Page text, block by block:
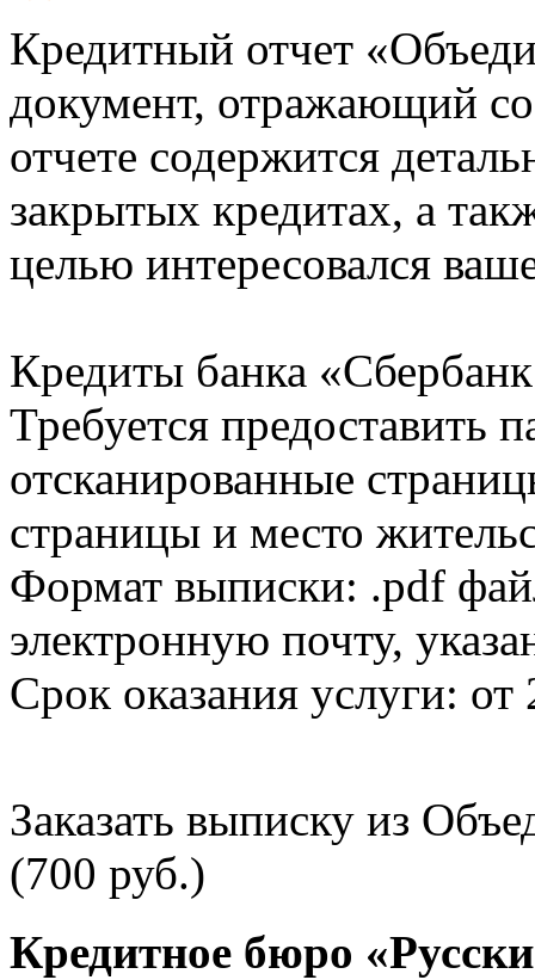
Кредитный отчет
документ, отражающий
отчете содержится
закрытых кредитах, а
целью интересовался
Кредиты банка
Требуется предоставить
отсканированные
страницы и место
Формат выписки: .pdf
электронную почту,
Срок оказания услуги: от
Заказать выписку из
(700 руб.)
Кредитное бюро